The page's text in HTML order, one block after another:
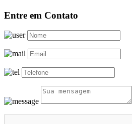
Entre em Contato